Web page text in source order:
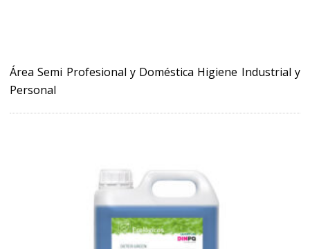
Área Semi Profesional y Doméstica Higiene Industrial y
Personal